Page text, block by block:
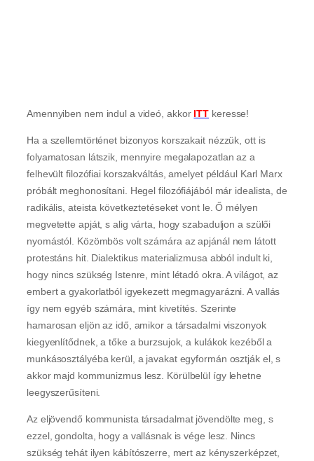
Amennyiben nem indul a videó, akkor ITT keresse!
Ha a szellemtörténet bizonyos korszakait nézzük, ott is
folyamatosan látszik, mennyire megalapozatlan az a
felhevült filozófiai korszakváltás, amelyet például Karl Marx
próbált meghonosítani. Hegel filozófiájából már idealista, de
radikális, ateista következtetéseket vont le. Ő mélyen
megvetette apját, s alig várta, hogy szabaduljon a szülői
nyomástól. Közömbös volt számára az apjánál nem látott
protestáns hit. Dialektikus materializmusa abból indult ki,
hogy nincs szükség Istenre, mint létadó okra. A világot, az
embert a gyakorlatból igyekezett megmagyarázni. A vallás
így nem egyéb számára, mint kivetítés. Szerinte
hamarosan eljön az idő, amikor a társadalmi viszonyok
kiegyenlítődnek, a tőke a burzsujok, a kulákok kezéből a
munkásosztályéba kerül, a javakat egyformán osztják el, s
akkor majd kommunizmus lesz. Körülbelül így lehetne
leegyszerűsíteni.
Az eljövendő kommunista társadalmat jövendölte meg, s
ezzel, gondolta, hogy a vallásnak is vége lesz. Nincs
szükség tehát ilyen kábítószerre, mert az kényszerképzet,